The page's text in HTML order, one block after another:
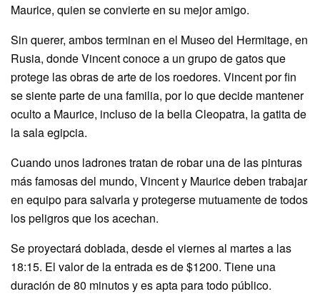
Maurice, quien se convierte en su mejor amigo.
Sin querer, ambos terminan en el Museo del Hermitage, en
Rusia, donde Vincent conoce a un grupo de gatos que
protege las obras de arte de los roedores. Vincent por fin
se siente parte de una familia, por lo que decide mantener
oculto a Maurice, incluso de la bella Cleopatra, la gatita de
la sala egipcia.
Cuando unos ladrones tratan de robar una de las pinturas
más famosas del mundo, Vincent y Maurice deben trabajar
en equipo para salvarla y protegerse mutuamente de todos
los peligros que los acechan.
Se proyectará doblada, desde el viernes al martes a las
18:15. El valor de la entrada es de $1200. Tiene una
duración de 80 minutos y es apta para todo público.